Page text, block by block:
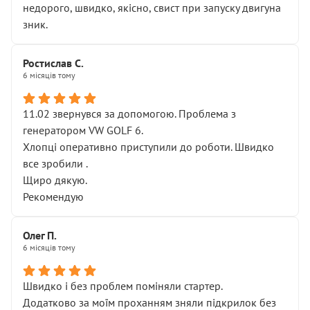
недорого, швидко, якісно, свист при запуску двигуна
зник.
Ростислав С.
6 місяців тому
11.02 звернувся за допомогою. Проблема з
генератором VW GOLF 6.
Хлопці оперативно приступили до роботи. Швидко
все зробили .
Щиро дякую.
Рекомендую
Олег П.
6 місяців тому
Швидко і без проблем поміняли стартер.
Додатково за моїм проханням зняли підкрилок без